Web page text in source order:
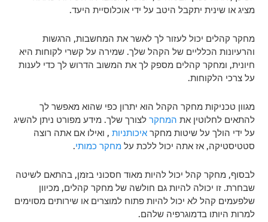
מציג או שינית יתקבל היטב על ידי אוכלוסיית היעד.
מחקר קהלים יכול לעזור לך לאשר את המחשבות, הרגשות
והרעיונות הכלליים של הקהל שלך. שמירה על קשרי לקוחות היא
חיונית, ומחקר קהלים מספק לך את המשוב הדרוש לך כדי לענות
על צרכי הלקוחות.
מגוון טכניקות מחקר הקהל הוא יתרון כפי שהוא מאפשר לך
להתאים לחלוטין את המחקר לצורך שלך. מידע מפורט ניתן להשיג
על ידי הולך על שיטות מחקראיכותניות , ואילו אם אתה רוצה
סטטיסטיקה, אז אתה יכול ללכת עלמחקר כמותי.
לבסוף, מחקר קהל יכול להיות מאוד חסכוני בזמן, בהתאם לשיטה
שבחרת. זו יכולה להיות גם חולשה של מחקר קהלים, מכיוון
שלפעמים קהל לא יכול להיות פתוח למוצרים או שירותים מסוימים
למרות היותו בדמוגרפיה שלהם.